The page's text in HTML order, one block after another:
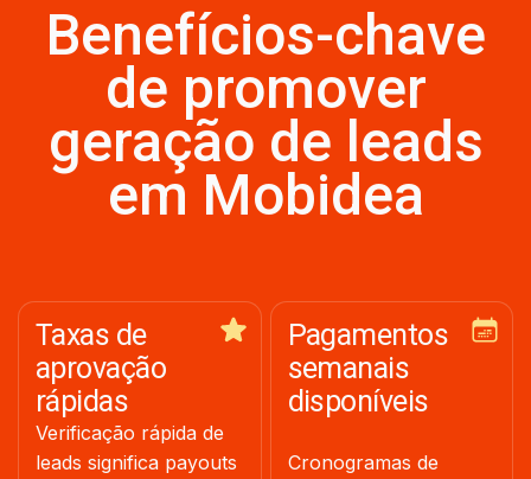
Benefícios-chave
de promover
geração de leads
em Mobidea
Taxas de
aprovação
rápidas
Verificação rápida de
leads significa payouts
Pagamentos
semanais
disponíveis
Cronogramas de